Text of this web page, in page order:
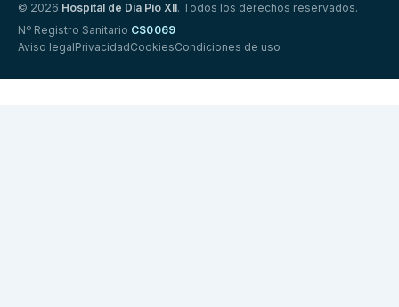
© 2026 Hospital de Día Pío XII. Todos los derechos reservados.
Nº Registro Sanitario CS0069
Aviso legalPrivacidadCookiesCondiciones de uso